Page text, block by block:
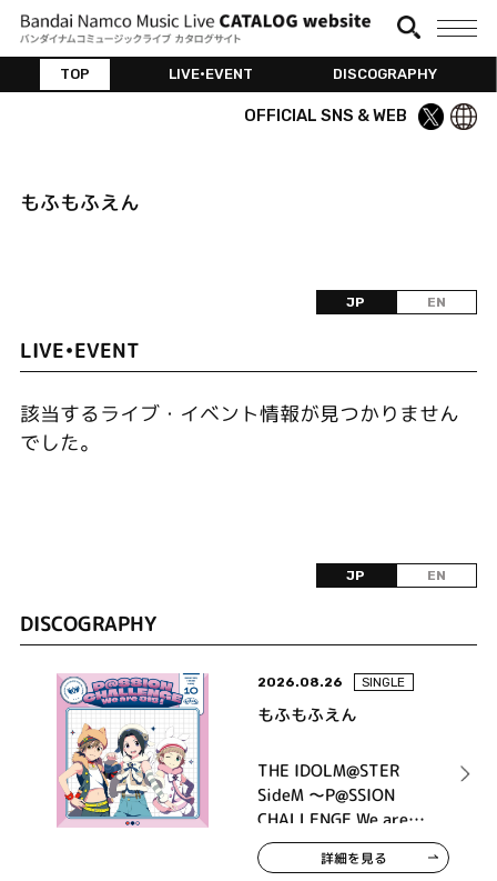
TOP LIVE•EVENT DISCOGRAPHY
OFFICIAL SNS & WEB
もふもふえん
JP EN
LIVE•EVENT
該当するライブ・イベント情報が見つかりません
でした。
JP EN
DISCOGRAPHY
2026.08.26 SINGLE
もふもふえん
THE IDOLM@STER
SideM ～P@SSION
CHALLENGE We are
315！～ MONTHLY
THEME SONG 10 もふ
詳細を見る